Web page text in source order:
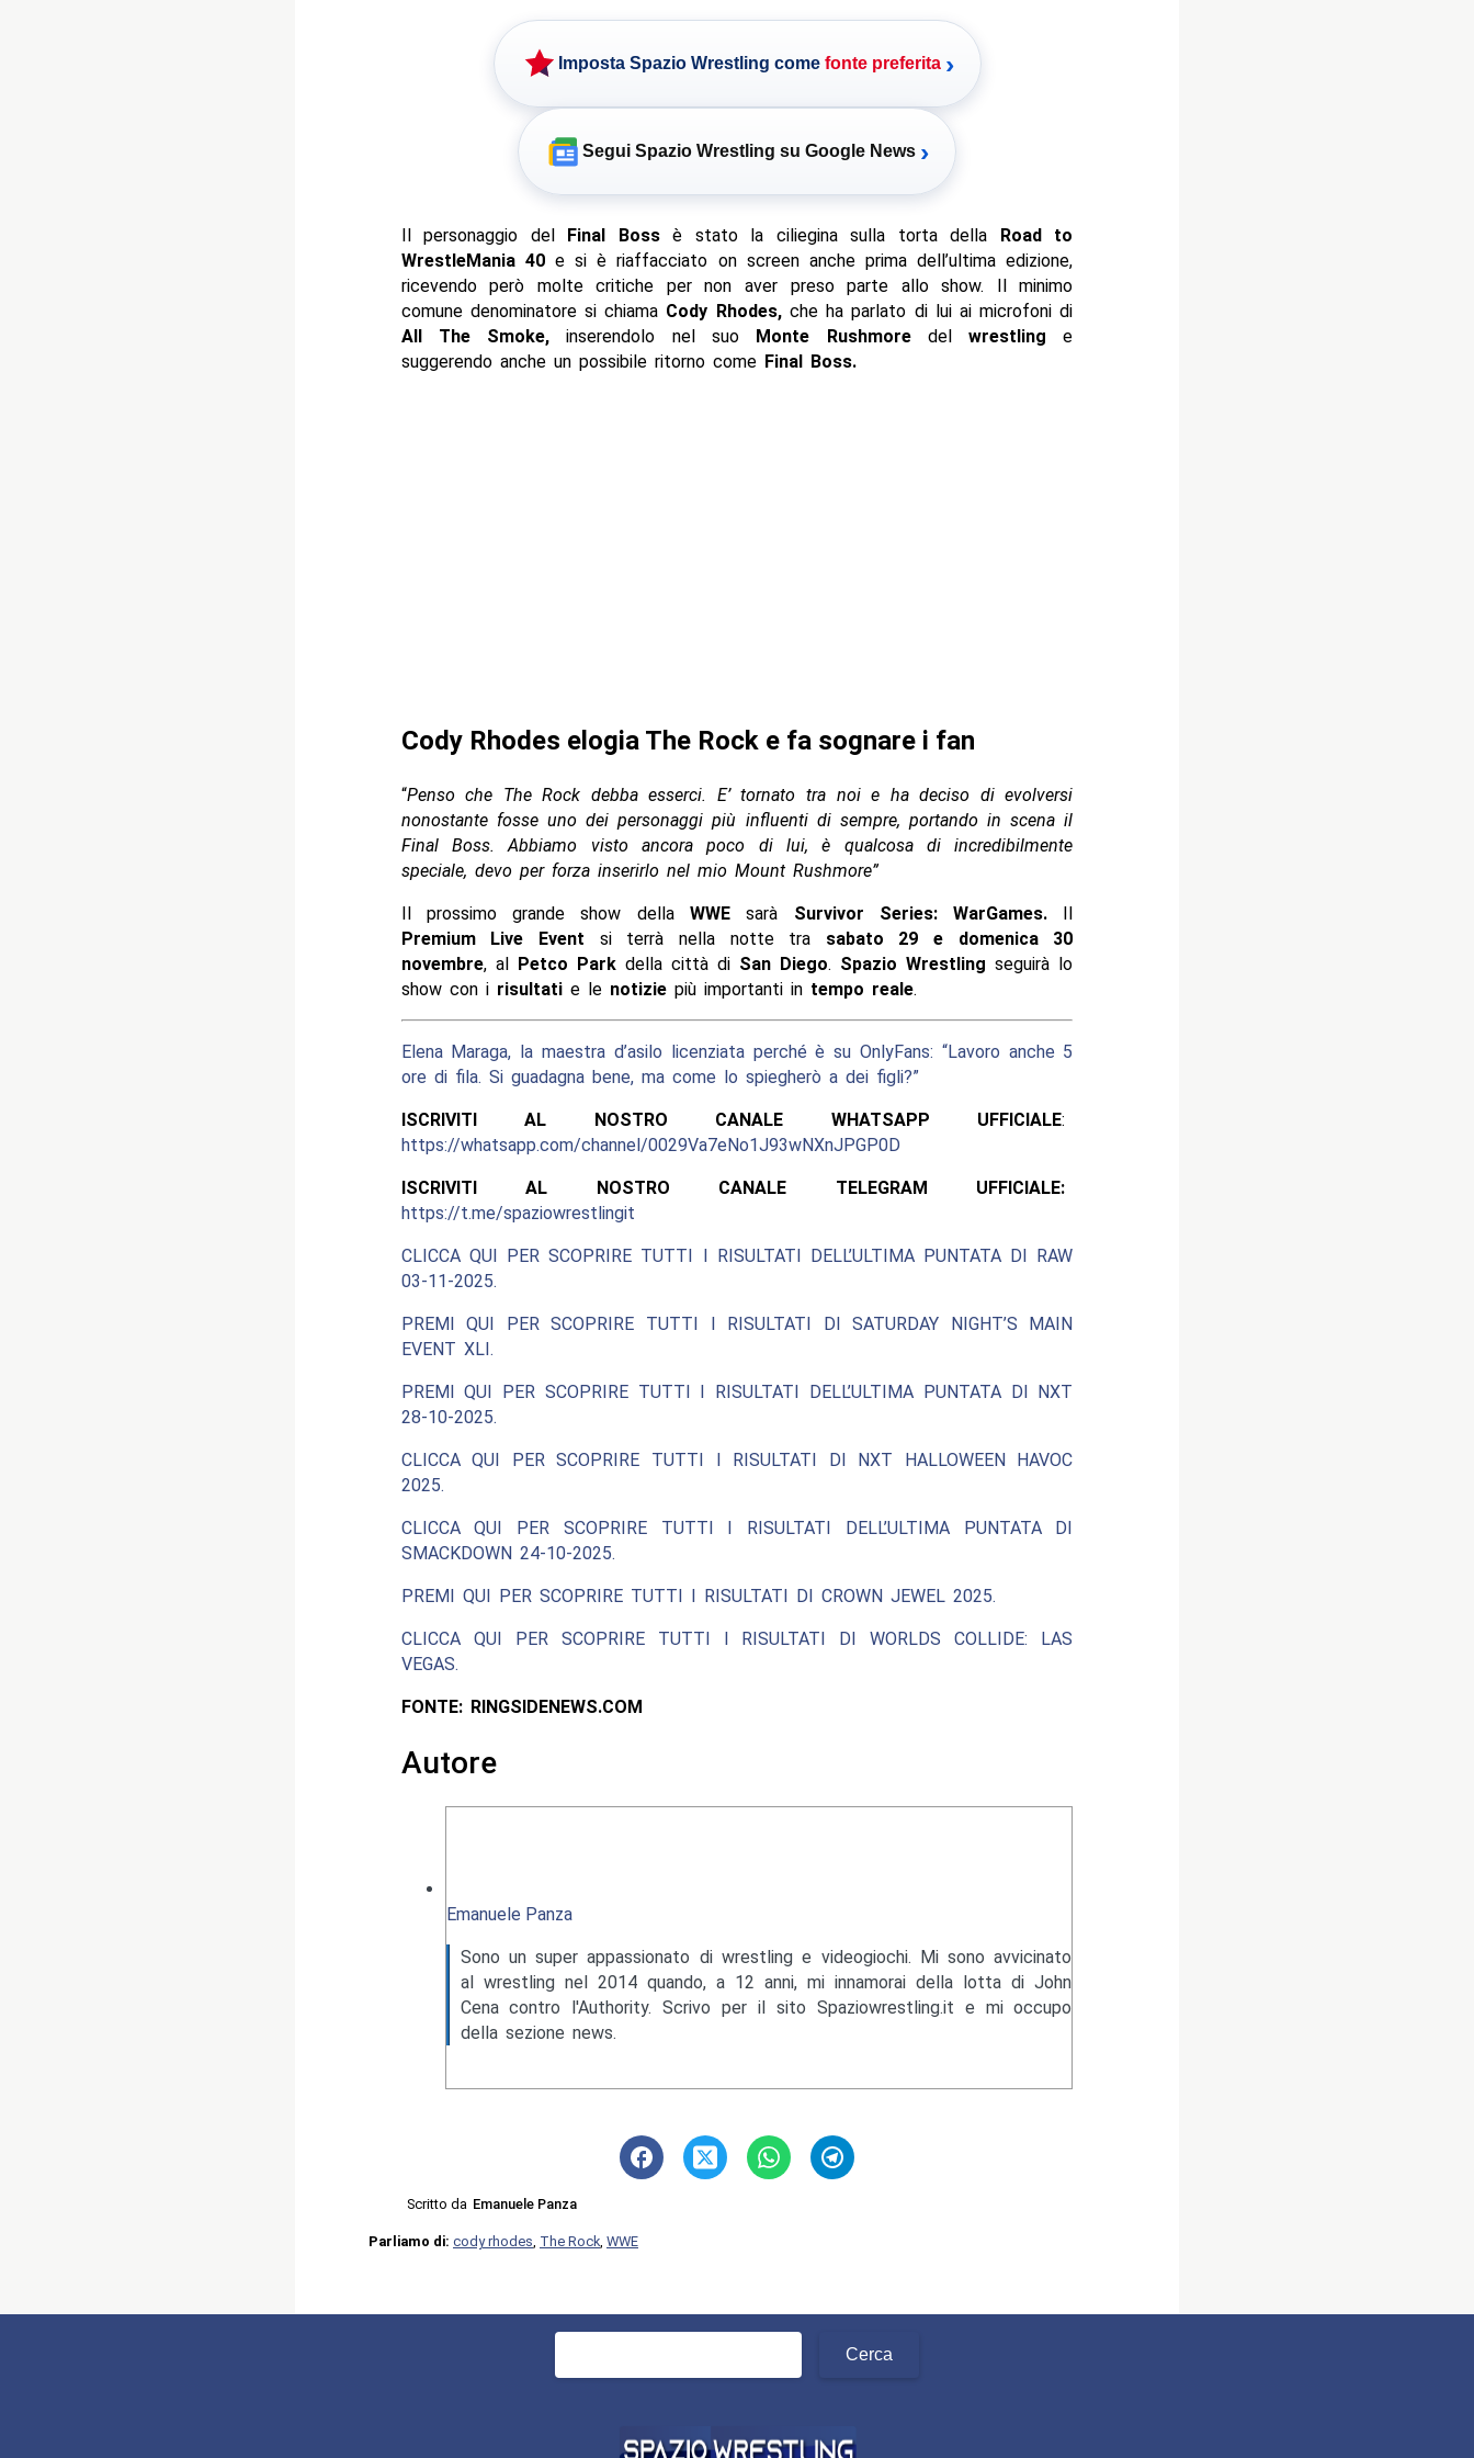
Imposta Spazio Wrestling come fonte preferita ›
Segui Spazio Wrestling su Google News ›
Il personaggio del Final Bossè stato la ciliegina sulla torta della Road to
WrestleMania 40e si è riaffacciato on screen anche prima dell’ultima edizione,
ricevendo però molte critiche per non aver preso parte allo show. Il minimo
comune denominatore si chiama Cody Rhodes,che ha parlato di lui ai microfoni di
All The Smoke, inserendolo nel suo Monte Rushmoredelwrestling e
suggerendo anche un possibile ritorno come Final Boss.
Cody Rhodes elogia The Rock e fa sognare i fan
“Penso che The Rock debba esserci. E’ tornato tra noi e ha deciso di evolversi
nonostante fosse uno dei personaggi più influenti di sempre, portando in scena il
Final Boss. Abbiamo visto ancora poco di lui, è qualcosa di incredibilmente
speciale, devo per forza inserirlo nel mio Mount Rushmore”
Il prossimo grande show della WWE sarà Survivor Series: WarGames. Il
Premium Live Event si terrà nella notte tra sabato 29 e domenica 30
novembre, al Petco Parkdella città di San Diego. Spazio Wrestling seguirà lo
show con i risultatie le notiziepiù importanti in tempo reale.
Elena Maraga, la maestra d’asilo licenziata perché è su OnlyFans: “Lavoro anche 5
ore di fila. Si guadagna bene, ma come lo spiegherò a dei figli?”
ISCRIVITI AL NOSTRO CANALE WHATSAPP UFFICIALE:
https://whatsapp.com/channel/0029Va7eNo1J93wNXnJPGP0D
ISCRIVITI AL NOSTRO CANALE TELEGRAM UFFICIALE:
https://t.me/spaziowrestlingit
CLICCA QUI PER SCOPRIRE TUTTI I RISULTATI DELL’ULTIMA PUNTATA DI RAW
03-11-2025.
PREMI QUI PER SCOPRIRE TUTTI I RISULTATI DI SATURDAY NIGHT’S MAIN
EVENT XLI.
PREMI QUI PER SCOPRIRE TUTTI I RISULTATI DELL’ULTIMA PUNTATA DI NXT
28-10-2025.
CLICCA QUI PER SCOPRIRE TUTTI I RISULTATI DI NXT HALLOWEEN HAVOC
2025.
CLICCA QUI PER SCOPRIRE TUTTI I RISULTATI DELL’ULTIMA PUNTATA DI
SMACKDOWN 24-10-2025.
PREMI QUI PER SCOPRIRE TUTTI I RISULTATI DI CROWN JEWEL 2025.
CLICCA QUI PER SCOPRIRE TUTTI I RISULTATI DI WORLDS COLLIDE: LAS
VEGAS.
FONTE: RINGSIDENEWS.COM
Autore
Emanuele Panza
Sono un super appassionato di wrestling e videogiochi. Mi sono avvicinato
al wrestling nel 2014 quando, a 12 anni, mi innamorai della lotta di John
Cena contro l'Authority. Scrivo per il sito Spaziowrestling.it e mi occupo
della sezione news.
Scritto da Emanuele Panza
Parliamo di: cody rhodes The Rock WWE
Ricerca